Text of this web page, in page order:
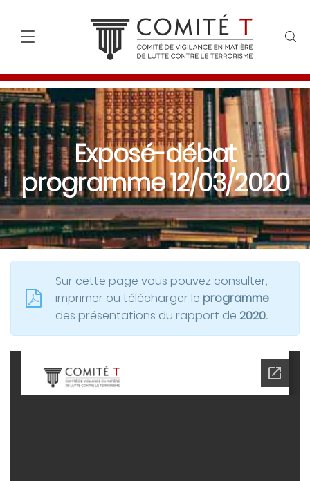
Exposé-débat
programme 12/03/2020
Sur cette page vous pouvez consulter,
imprimer ou télécharger le programme
des présentations du rapport de 2020.